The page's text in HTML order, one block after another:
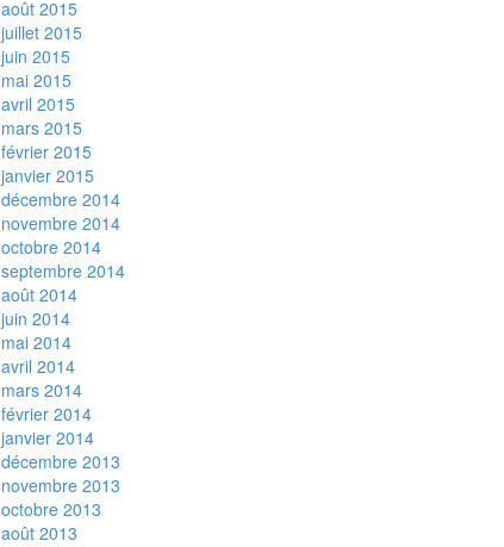
août 2015
juillet 2015
juin 2015
mai 2015
avril 2015
mars 2015
février 2015
janvier 2015
décembre 2014
novembre 2014
octobre 2014
septembre 2014
août 2014
juin 2014
mai 2014
avril 2014
mars 2014
février 2014
janvier 2014
décembre 2013
novembre 2013
octobre 2013
août 2013